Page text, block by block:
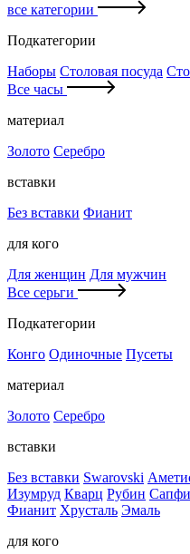
все категории
Подкатегории
Наборы Столовая посуда
Все часы
материал
Золото Серебро
вставки
Без вставки Фианит
для кого
Для женщин Для мужчин
Все серьги
Подкатегории
Конго Одиночные Пусеты
материал
Золото Серебро
вставки
Без вставки Swarovski
Изумруд Кварц Рубин
Фианит Хрусталь Эмаль
для кого